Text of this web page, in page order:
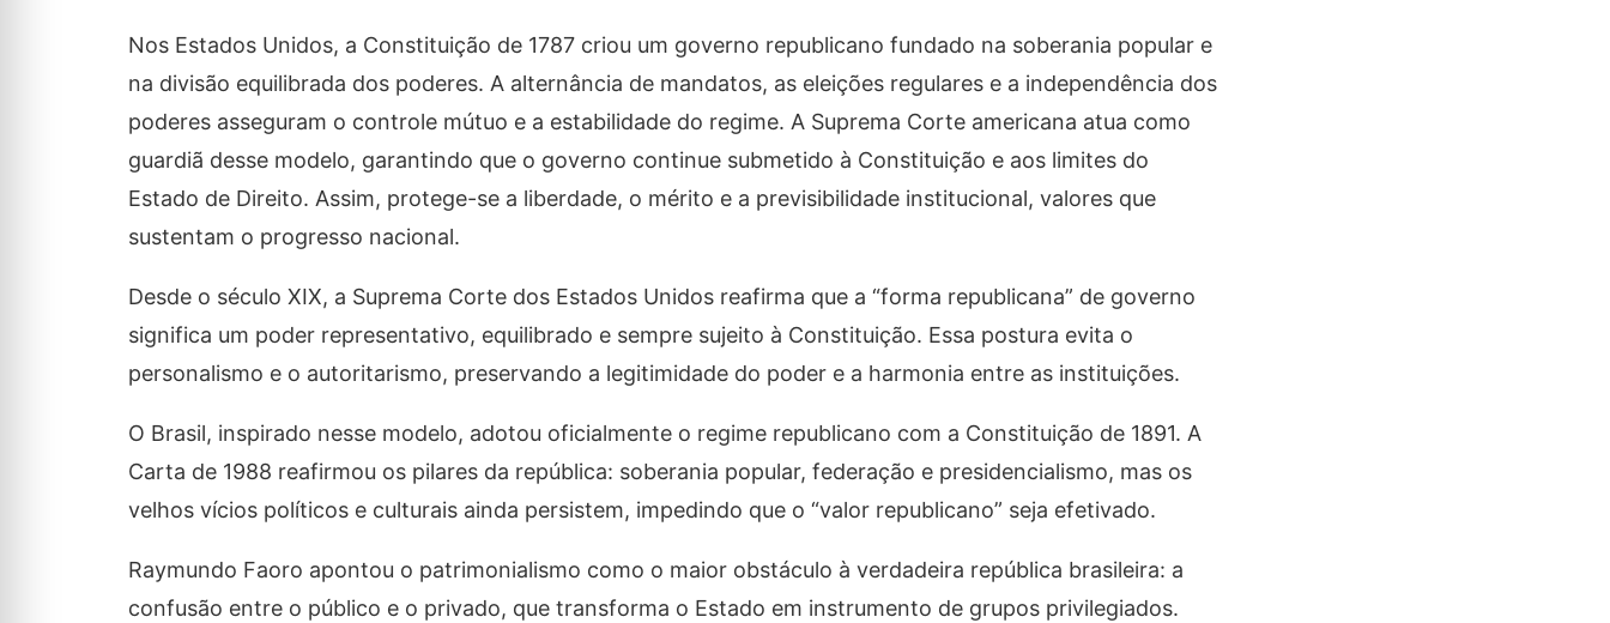
Nos Estados Unidos, a Constituição de 1787 criou um governo republicano fundado na soberania popular e
na divisão equilibrada dos poderes. A alternância de mandatos, as eleições regulares e a independência dos
poderes asseguram o controle mútuo e a estabilidade do regime. A Suprema Corte americana atua como
guardiã desse modelo, garantindo que o governo continue submetido à Constituição e aos limites do
Estado de Direito. Assim, protege-se a liberdade, o mérito e a previsibilidade institucional, valores que
sustentam o progresso nacional.
Desde o século XIX, a Suprema Corte dos Estados Unidos reafirma que a “forma republicana” de governo
significa um poder representativo, equilibrado e sempre sujeito à Constituição. Essa postura evita o
personalismo e o autoritarismo, preservando a legitimidade do poder e a harmonia entre as instituições.
O Brasil, inspirado nesse modelo, adotou oficialmente o regime republicano com a Constituição de 1891. A
Carta de 1988 reafirmou os pilares da república: soberania popular, federação e presidencialismo, mas os
velhos vícios políticos e culturais ainda persistem, impedindo que o “valor republicano” seja efetivado.
Raymundo Faoro apontou o patrimonialismo como o maior obstáculo à verdadeira república brasileira: a
confusão entre o público e o privado, que transforma o Estado em instrumento de grupos privilegiados.